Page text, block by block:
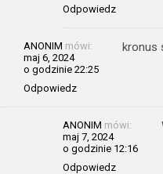
Odpowiedz
ANONIM mówi:
maj 6, 2024
o godzinie 22:25
Odpowiedz
kronus
ANONIM mówi:
maj 7, 2024
o godzinie 12:16
Odpowiedz